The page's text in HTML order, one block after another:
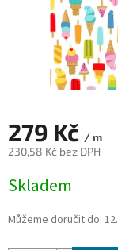
279 Kč / m
230,58 Kč bez DPH
cena:
Skladem
Můžeme doručit do: